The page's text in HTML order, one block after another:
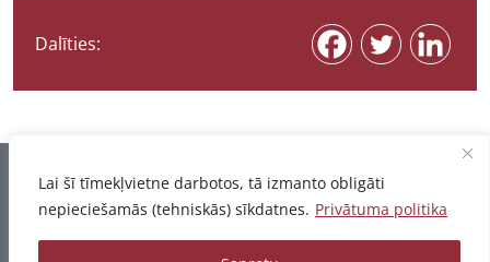
Lai šī tīmekļvietne darbotos, tā izmanto obligāti
nepieciešamās (tehniskās) sīkdatnes. Privātuma politika
Dalīties:
Informācija pēdējo reizi atjaunota 07.08.2026